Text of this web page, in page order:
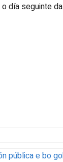
seguinte
pública e bo